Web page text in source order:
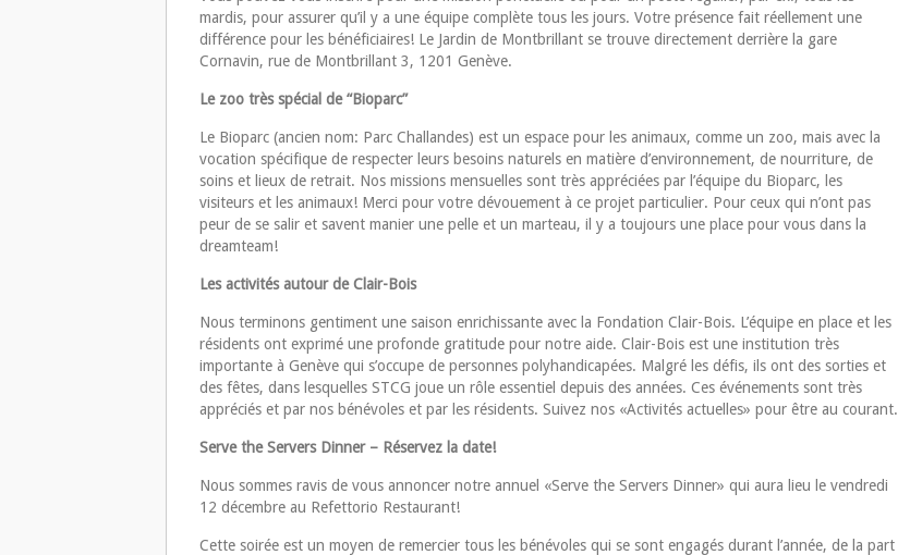
mardis, pour assurer qu’il y a une équipe complète tous les jours. Votre présence fait réellement une
différence pour les bénéficiaires! Le Jardin de Montbrillant se trouve directement derrière la gare
Cornavin, rue de Montbrillant 3, 1201 Genève.
Le zoo très spécial de “Bioparc”
Le Bioparc (ancien nom: Parc Challandes) est un espace pour les animaux, comme un zoo, mais avec la
vocation spécifique de respecter leurs besoins naturels en matière d’environnement, de nourriture, de
soins et lieux de retrait. Nos missions mensuelles sont très appréciées par l’équipe du Bioparc, les
visiteurs et les animaux! Merci pour votre dévouement à ce projet particulier. Pour ceux qui n’ont pas
peur de se salir et savent manier une pelle et un marteau, il y a toujours une place pour vous dans la
dreamteam!
Les activités autour de Clair-Bois
Nous terminons gentiment une saison enrichissante avec la Fondation Clair-Bois. L’équipe en place et les
résidents ont exprimé une profonde gratitude pour notre aide. Clair-Bois est une institution très
importante à Genève qui s’occupe de personnes polyhandicapées. Malgré les défis, ils ont des sorties et
des fêtes, dans lesquelles STCG joue un rôle essentiel depuis des années. Ces événements sont très
appréciés et par nos bénévoles et par les résidents. Suivez nos «Activités actuelles» pour être au courant.
Serve the Servers Dinner – Réservez la date!
Nous sommes ravis de vous annoncer notre annuel «Serve the Servers Dinner» qui aura lieu le vendredi
12 décembre au Refettorio Restaurant!
Cette soirée est un moyen de remercier tous les bénévoles qui se sont engagés durant l’année, de la part